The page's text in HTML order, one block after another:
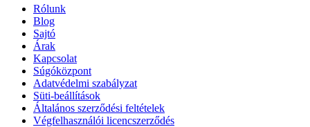
Rólunk
Blog
Sajtó
Árak
Kapcsolat
Súgóközpont
Adatvédelmi szabályzat
Süti-beállítások
Általános szerződési feltételek
Végfelhasználói licencszerződés